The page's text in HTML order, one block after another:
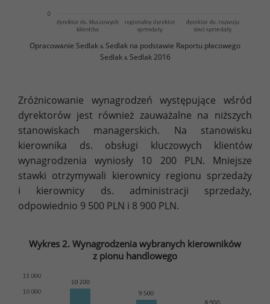
Opracowanie Sedlak & Sedlak na podstawie Raportu płacowego
Sedlak &Sedlak 2016
Zróżnicowanie wynagrodzeń występujące wśród
dyrektorów jest również zauważalne na niższych
stanowiskach managerskich. Na stanowisku
kierownika ds. obsługi kluczowych klientów
wynagrodzenia wyniosły 10 200 PLN. Mniejsze
stawki otrzymywali kierownicy regionu sprzedaży
i kierownicy ds. administracji sprzedaży,
odpowiednio 9 500 PLN i 8 900 PLN.
Wykres 2. Wynagrodzenia wybranych kierowników
z pionu handlowego